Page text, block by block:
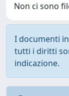
Non ci sono
I documenti
tutti i diritti
indicazione.